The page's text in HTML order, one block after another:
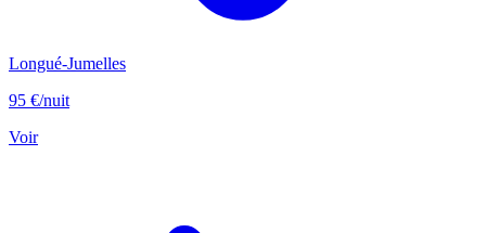
Longué-Jumelles
95 €/nuit
Voir